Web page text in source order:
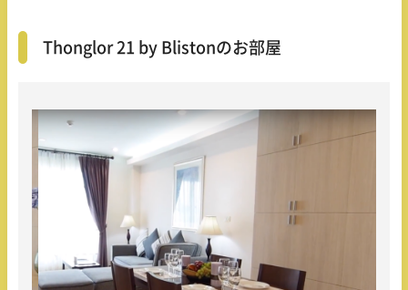
Thonglor 21 by Blistonのお部屋